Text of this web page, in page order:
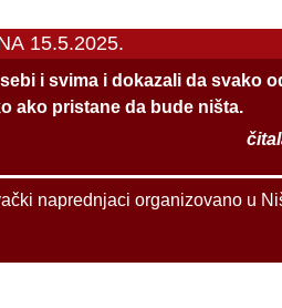
15.5.2025.
i svima i dokazali da svako
ako pristane da bude ništa.
naprednjaci organizovano u